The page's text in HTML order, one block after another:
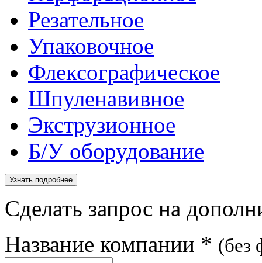
Резательное
Упаковочное
Флексографическое
Шпуленавивное
Экструзионное
Б/У оборудование
Узнать подробнее
Сделать запрос на
Название компании * (без